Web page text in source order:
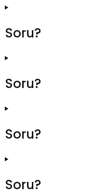
Soru?
Soru?
Soru?
Soru?